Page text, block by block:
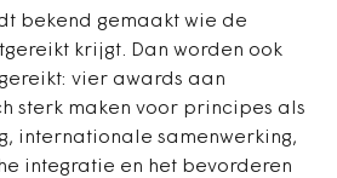
bekend gemaakt wie de
krijgt. Dan worden ook
vier awards aan
sterk maken voor principes als
internationale samenwerking,
integratie en het bevorderen